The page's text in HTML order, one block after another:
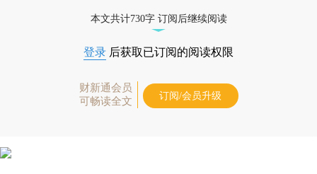
本文共计730字 订阅后继续阅读
登录 后获取已订阅的阅读权限
财新通会员
可畅读全文
订阅/会员升级